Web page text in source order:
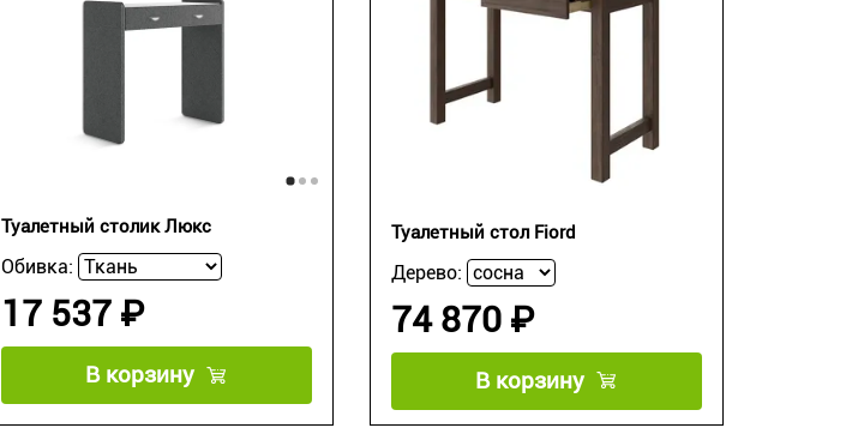
Туалетный столик Люкс
Обивка:
17 537 ₽
В корзину
Туалетный стол Fiord
Дерево:
74 870 ₽
В корзину